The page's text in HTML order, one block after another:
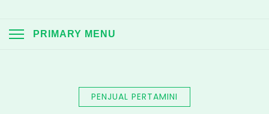
PRIMARY MENU
PENJUAL PERTAMINI